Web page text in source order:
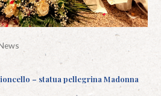
– statua pellegrina Madonna